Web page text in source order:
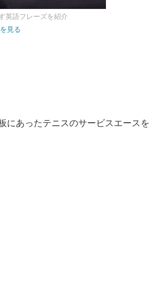
英語フレーズを紹介
見る
あったテニスのサービスエースを